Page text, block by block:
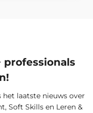
professionals
laatste nieuws over
Soft Skills en Leren &